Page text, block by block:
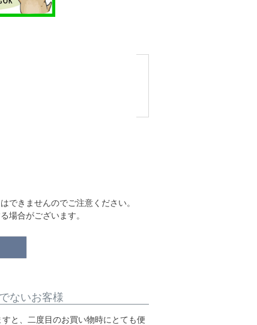
できませんのでご注意ください。
場合がございます。
ないお客様
と、二度目のお買い物時にとても便